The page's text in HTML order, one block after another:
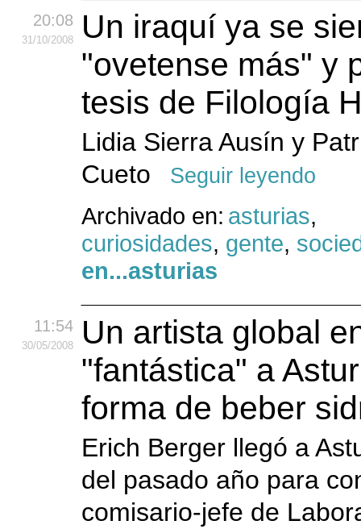
20:08
31/10/2008
Un iraquí ya se
"ovetense más" y
tesis de Filología
Lidia Sierra Ausín y
Cueto
Seguir leyendo
Archivado en: asturias,
curiosidades, gente,
en...asturias
11:54
30/05/2008
Un artista global
"fantástica" a
forma de beber
Erich Berger llegó a
del pasado año para
comisario-jefe de